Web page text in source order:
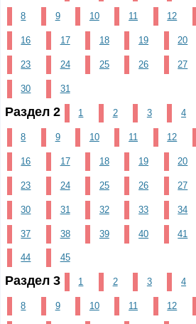
8 9 10 11 12
16 17 18 19 20
23 24 25 26 27
30 31
Раздел 2 1 2 3 4
8 9 10 11 12
16 17 18 19 20
23 24 25 26 27
30 31 32 33 34
37 38 39 40 41
44 45
Раздел 3 1 2 3 4
8 9 10 11 12